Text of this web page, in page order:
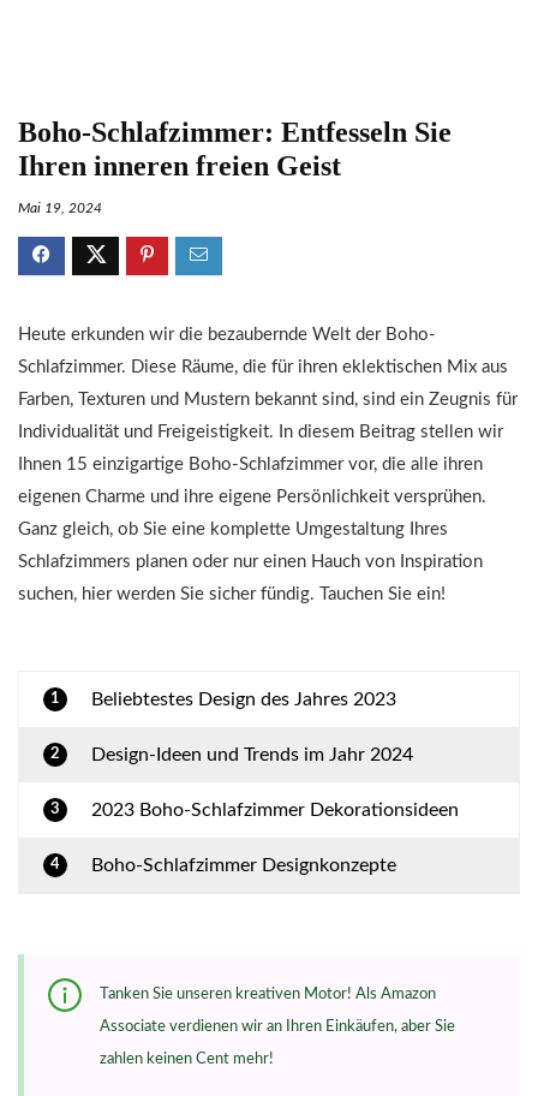
Boho-Schlafzimmer: Entfesseln Sie
Ihren inneren freien Geist
Mai 19, 2024
Heute erkunden wir die bezaubernde Welt der Boho-
Schlafzimmer. Diese Räume, die für ihren eklektischen Mix aus
Farben, Texturen und Mustern bekannt sind, sind ein Zeugnis für
Individualität und Freigeistigkeit. In diesem Beitrag stellen wir
Ihnen 15 einzigartige Boho-Schlafzimmer vor, die alle ihren
eigenen Charme und ihre eigene Persönlichkeit versprühen.
Ganz gleich, ob Sie eine komplette Umgestaltung Ihres
Schlafzimmers planen oder nur einen Hauch von Inspiration
suchen, hier werden Sie sicher fündig. Tauchen Sie ein!
1 Beliebtestes Design des Jahres 2023
2 Design-Ideen und Trends im Jahr 2024
3 2023 Boho-Schlafzimmer Dekorationsideen
4 Boho-Schlafzimmer Designkonzepte
Tanken Sie unseren kreativen Motor! Als Amazon
Associate verdienen wir an Ihren Einkäufen, aber Sie
zahlen keinen Cent mehr!